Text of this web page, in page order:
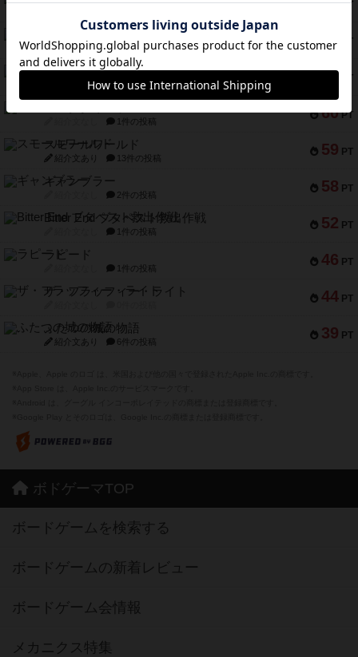
PT
73 PT
紹介文なし 1件の投稿
66 PT
ブラヴェスト
紹介文なし 1件の投稿
60 PT
1件の投稿
59 PT
スモールワールド
紹介文あり 13件の投稿
58 PT
ギャンブラー
2件の投稿
52 PT
Bitter End ブタペスト救出作戦
1件の投稿
46 PT
ラピード
1件の投稿
44 PT
ザ・フラッフィー・ライト
39 PT
ふたつの城の物語
紹介文あり 6件の投稿
ボドゲーマTOP
ボードゲームを検索する
ボードゲームの新着レビュー
ボードゲーム会情報
メカニクス特集